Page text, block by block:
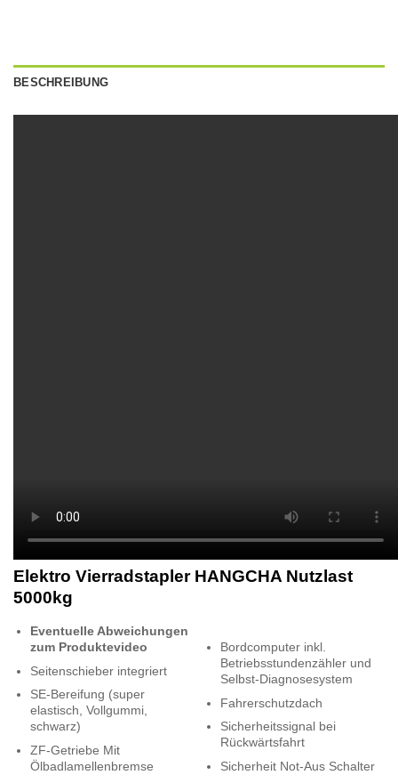
BESCHREIBUNG
Elektro Vierradstapler HANGCHA Nutzlast
5000kg
Eventuelle Abweichungen
zum Produktevideo
Seitenschieber integriert
SE-Bereifung (super
elastisch, Vollgummi,
schwarz)
ZF-Getriebe Mit
Ölbadlamellenbremse
Bordcomputer inkl.
Betriebsstundenzähler und
Selbst-Diagnosesystem
Fahrerschutzdach
Sicherheitssignal bei
Rückwärtsfahrt
Sicherheit Not-Aus Schalter